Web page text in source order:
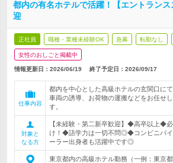
都内の有名ホテルで活躍！【エントラン
迎
正社員 職種・業種未経験OK 急募 転勤なし
女性のおしごと掲載中
情報更新日：2026/06/19 終了予定日： 2026/09/17
仕事内容
都内を中心とした高級ホテルの玄関口に
車両の誘導、お荷物の運搬などをお任せ
す。
対象と
なる方
【未経験・第二新卒歓迎】◆高卒以上◆
け！◆語学力は一切不問◎◆コンビニバイ
ーラー出身者も活躍中です◎
東京都内の高級ホテル勤務（一例：東京